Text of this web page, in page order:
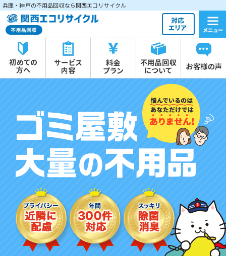
兵庫・神戸の不用品回収なら関西エコリサイクル